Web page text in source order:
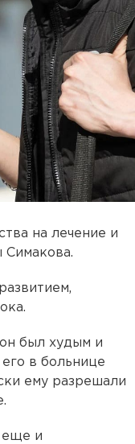
на лечение и
Симакова.
он был худым и
в больнице
ему разрешали
еще и